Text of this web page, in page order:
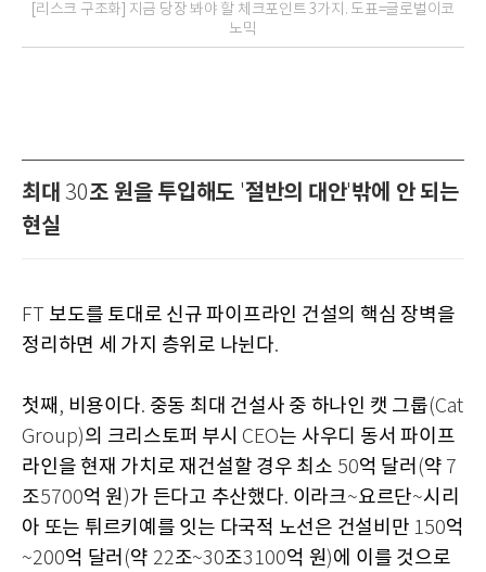
[리스크 구조화] 지금 당장 봐야 할 체크포인트 3가지. 도표=글로벌이코
노믹
최대 30조 원을 투입해도 '절반의 대안'밖에 안 되는
현실
FT 보도를 토대로 신규 파이프라인 건설의 핵심 장벽을
정리하면 세 가지 층위로 나뉜다.
첫째 , 비용이다. 중동 최대 건설사 중 하나인 캣 그룹(Cat
Group)의 크리스토퍼 부시 CEO는 사우디 동서 파이프
라인을 현재 가치로 재건설할 경우 최소 50억 달러 (약 7
조5700억 원)가 든다고 추산했다. 이라크~요르단~시리
아 또는 튀르키예를 잇는 다국적 노선은 건설비만 150억
~200억 달러 (약 22조~30조3100억 원)에 이를 것으로